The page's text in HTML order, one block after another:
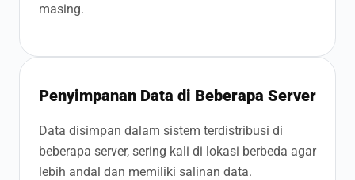
masing.
Penyimpanan Data di Beberapa Server
Data disimpan dalam sistem terdistribusi di
beberapa server, sering kali di lokasi berbeda agar
lebih andal dan memiliki salinan data.